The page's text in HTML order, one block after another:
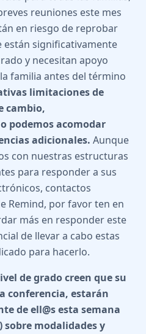
reuniones este mes
en riesgo de reprobar
significativamente
y necesitan apoyo
familia antes del término
limitaciones de
cambio,
podemos acomodar
adicionales. Aunque
con nuestras estructuras
para responder a sus
contactos
Remind, por favor ten en
más en responder este
de llevar a cabo estas
para hacerlo.
de grado creen que su
conferencia, estarán
de ell@s esta semana
sobre modalidades y